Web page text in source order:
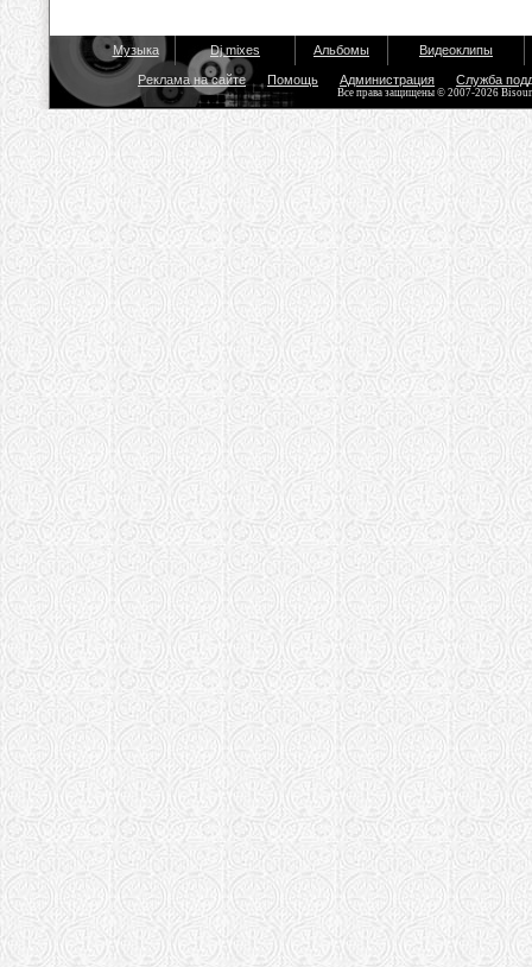
Музыка Dj mixes Альбомы Видеоклипы
Реклама на сайте Помощь Администрация Служба
Все права защищены © 2007-2026